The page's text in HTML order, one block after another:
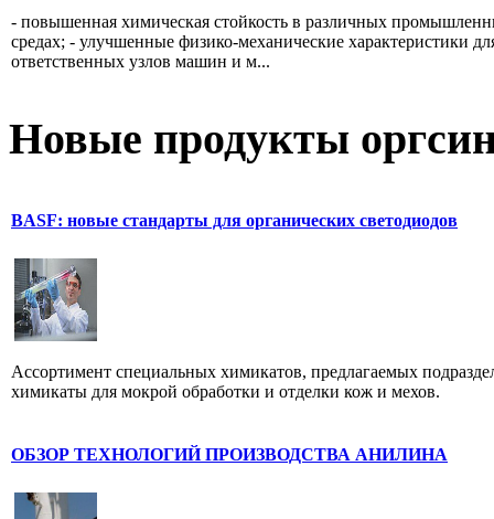
- повышенная химическая стойкость в различных
средах; - улучшенные физико-механические характеристики
ответственных узлов машин и м...
Новые продукты
BASF: новые стандарты для органических светодиодов
Ассортимент специальных химикатов, предлагаемых
химикаты для мокрой обработки и отделки кож и мехов.
ОБЗОР ТЕХНОЛОГИЙ ПРОИЗВОДСТВА АНИЛИНА